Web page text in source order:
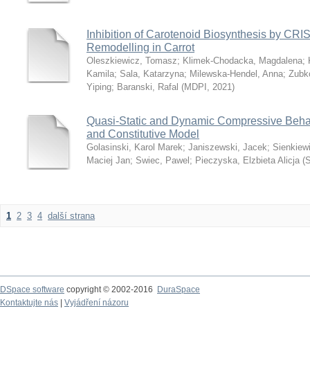
Inhibition of Carotenoid Biosynthesis by
Remodelling in Carrot
Oleszkiewicz, Tomasz; Klimek-Chodacka, Magdalena;
Kamila; Sala, Katarzyna; Milewska-Hendel, Anna;
Yiping; Baranski, Rafal (MDPI , 2021)
Quasi-Static and Dynamic Compressive
and Constitutive Model
Golasinski, Karol Marek; Janiszewski, Jacek;
Maciej Jan; Swiec, Pawel ; Pieczyska, Elzbieta Alicja (
1 2 3 4 další strana
DSpace software copyright © 2002-2016
DuraSpace
Kontaktujte nás
Vyjádření názoru